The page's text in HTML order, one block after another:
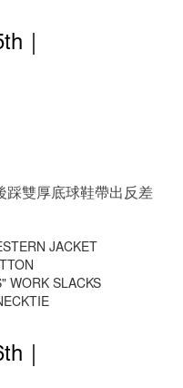
｜
踩雙厚底球鞋帶出反差
JACKET
WORK SLACKS
｜